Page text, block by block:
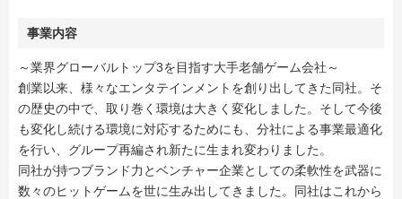
事業内容
～業界グローバルトップ3を目指す大手老舗ゲーム会社～
創業以来、様々なエンタテインメントを創り出してきた同社。そ
の歴史の中で、取り巻く環境は大きく変化しました。そして今後
も変化し続ける環境に対応するためにも、分社による事業最適化
を行い、グループ再編され新たに生まれ変わりました。
同社が持つブランド力とベンチャー企業としての柔軟性を武器に
数々のヒットゲームを世に生み出してきました。同社はこれから